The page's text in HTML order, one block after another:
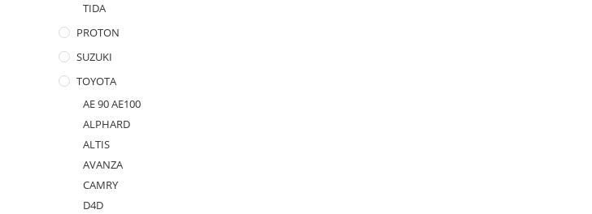
TIDA
PROTON
SUZUKI
TOYOTA
AE 90 AE100
ALPHARD
ALTIS
AVANZA
CAMRY
D4D